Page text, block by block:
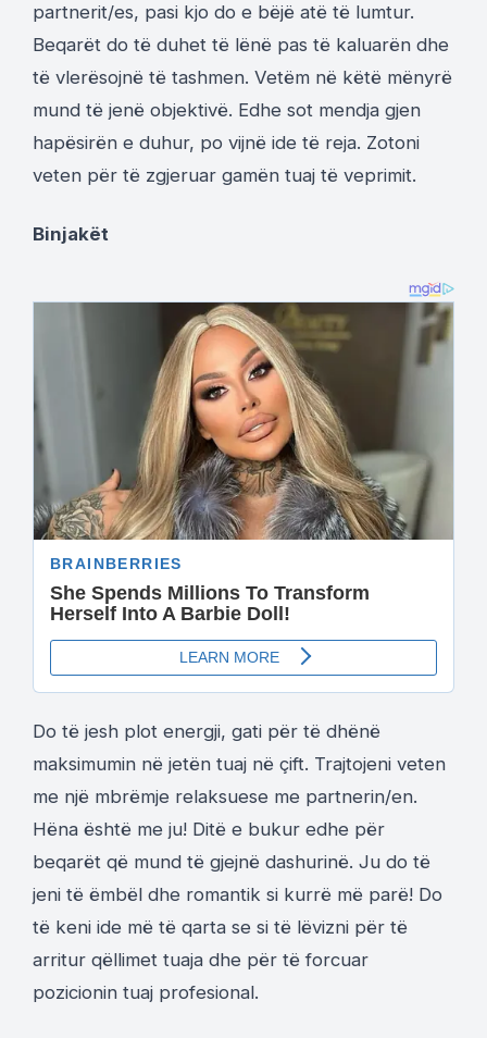
partnerit/es, pasi kjo do e bëjë atë të lumtur.
Beqarët do të duhet të lënë pas të kaluarën dhe
të vlerësojnë të tashmen. Vetëm në këtë mënyrë
mund të jenë objektivë. Edhe sot mendja gjen
hapësirën e duhur, po vijnë ide të reja. Zotoni
veten për të zgjeruar gamën tuaj të veprimit.
Binjakët
Do të jesh plot energji, gati për të dhënë
maksimumin në jetën tuaj në çift. Trajtojeni veten
me një mbrëmje relaksuese me partnerin/en.
Hëna është me ju! Ditë e bukur edhe për
beqarët që mund të gjejnë dashurinë. Ju do të
jeni të ëmbël dhe romantik si kurrë më parë! Do
të keni ide më të qarta se si të lëvizni për të
arritur qëllimet tuaja dhe për të forcuar
pozicionin tuaj profesional.